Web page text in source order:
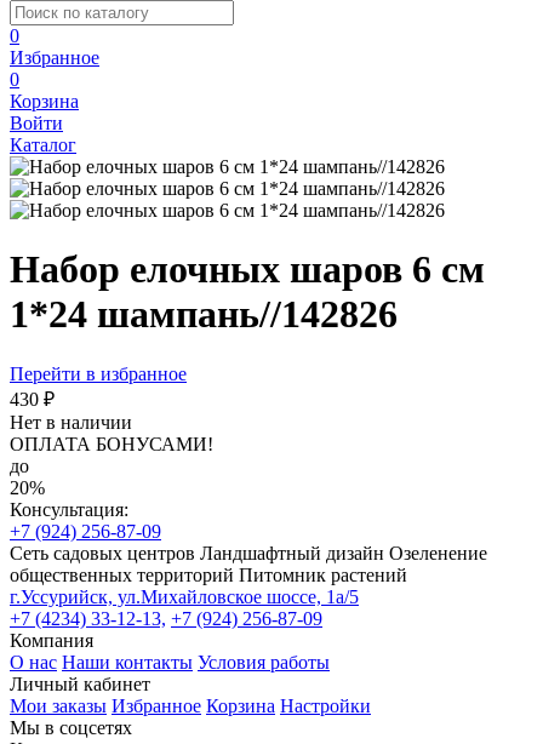
0
Избранное
0
Корзина
Войти
Каталог
Набор елочных шаров 6 см
1*24 шампань//142826
Перейти в избранное
430 ₽
Нет в наличии
ОПЛАТА БОНУСАМИ!
до
20%
Консультация:
+7 (924) 256-87-09
Сеть садовых центров Ландшафтный дизайн Озеленение
общественных территорий Питомник растений
г.Уссурийск, ул.Михайловское шоссе, 1а/5
+7 (4234) 33-12-13, +7 (924) 256-87-09
Компания
О нас Наши контакты Условия работы
Личный кабинет
Мои заказы Избранное Корзина Настройки
Мы в соцсетях